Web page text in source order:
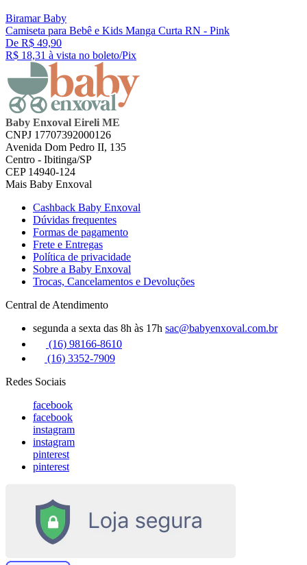
Biramar Baby
Camiseta para Bebê e Kids Manga Curta RN - Pink
De R$ 49,90
R$ 18,31 à vista no boleto/Pix
Baby Enxoval Eireli ME
CNPJ 17707392000126
Avenida Dom Pedro II, 135
Centro - Ibitinga/SP
CEP 14940-124
Mais Baby Enxoval
Cashback Baby Enxoval
Dúvidas frequentes
Formas de pagamento
Frete e Entregas
Política de privacidade
Sobre a Baby Enxoval
Trocas, Cancelamentos e Devoluções
Central de Atendimento
segunda a sexta das 8h às 17h sac@babyenxoval.com.br
(16) 98166-8610
(16) 3352-7909
Redes Sociais
facebook
facebook
instagram
instagram
pinterest
pinterest